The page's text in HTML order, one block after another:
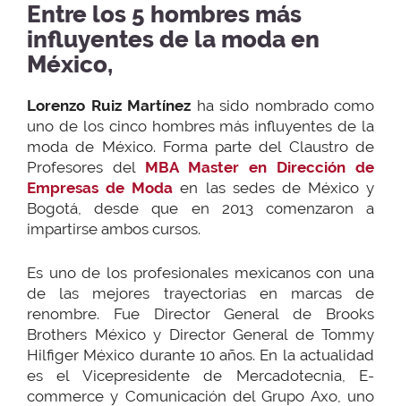
Entre los 5 hombres más
influyentes de la moda en
México,
Lorenzo Ruiz Martínez ha sido nombrado como
uno de los cinco hombres más influyentes de la
moda de México. Forma parte del Claustro de
Profesores del MBA Master en Dirección de
Empresas de Moda en las sedes de México y
Bogotá, desde que en 2013 comenzaron a
impartirse ambos cursos.
Es uno de los profesionales mexicanos con una
de las mejores trayectorias en marcas de
renombre. Fue Director General de Brooks
Brothers México y Director General de Tommy
Hilfiger México durante 10 años. En la actualidad
es el Vicepresidente de Mercadotecnia, E-
commerce y Comunicación del Grupo Axo, uno